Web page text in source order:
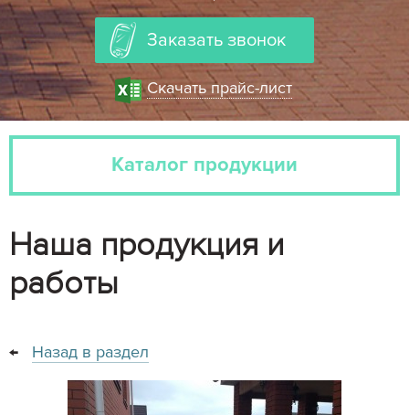
Заказать звонок
Скачать прайс-лист
Каталог продукции
Наша продукция и
работы
← Назад в раздел